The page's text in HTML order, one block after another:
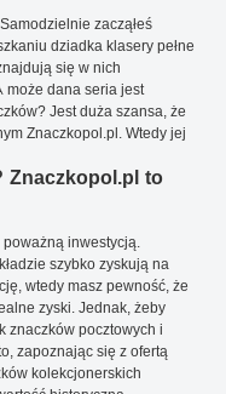
zacząłeś
dziadka klasery pełne
się w nich
może dana seria jest
Jest duża szansa, że
Znaczkopol.pl. Wtedy jej
Znaczkopol.pl to
inwestycją.
szybko zyskują na
wtedy masz pewność, że
zyski. Jednak, żeby
znaczków pocztowych i
zapoznając się z ofertą
kolekcjonerskich